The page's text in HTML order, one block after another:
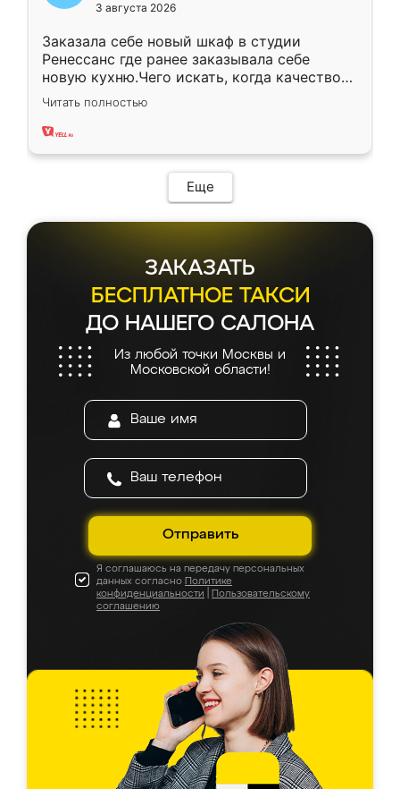
3 августа 2026
Заказала себе новый шкаф в студии
Ренессанс где ранее заказывала себе
новую кухню.Чего искать, когда качеством
вполне довольна. Служит кухня уже почти
два года, нареканий нет.
Читать полностью
Еще
ЗАКАЗАТЬ
БЕСПЛАТНОЕ ТАКСИ
ДО НАШЕГО САЛОНА
Из любой точки Москвы и
Московской области!
Отправить
Я соглашаюсь на передачу персональных
данных согласно Политике
конфиденциальности
Пользовательскому
соглашению